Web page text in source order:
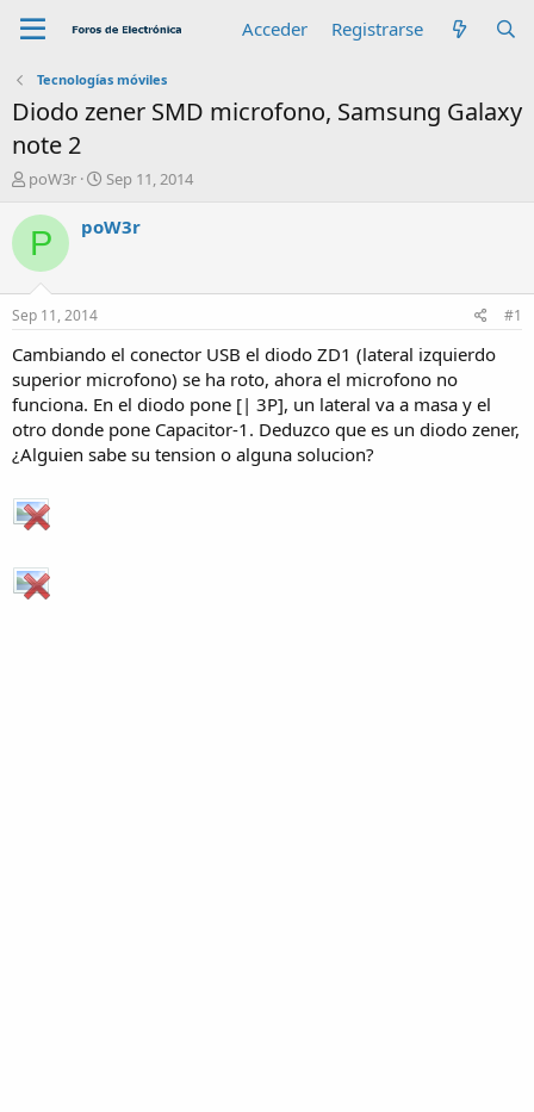
Acceder Registrarse
Tecnologías móviles
Diodo zener SMD microfono, Samsung Galaxy
note 2
A
t
o
poW3r
F
c
n
i
c
i
o
Sep 11, 2014
P poW3r
Sep 11, 2014 #1
Cambiando el conector USB el diodo ZD1 (lateral izquierdo
superior microfono) se ha roto, ahora el microfono no
funciona. En el diodo pone [| 3P], un lateral va a masa y el
otro donde pone Capacitor-1. Deduzco que es un diodo zener,
¿Alguien sabe su tension o alguna solucion?